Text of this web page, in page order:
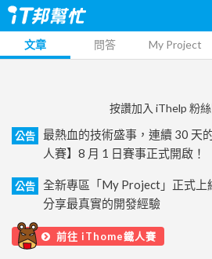
文章 問答 My Project
按讚加入 iThelp 粉
公告
最熱血的技術盛事，連續 30 天
人賽】8 月 1 日賽事正式開啟！
公告
全新專區「My Project」正式上
分享最真實的開發經驗
前往 iThome鐵人賽